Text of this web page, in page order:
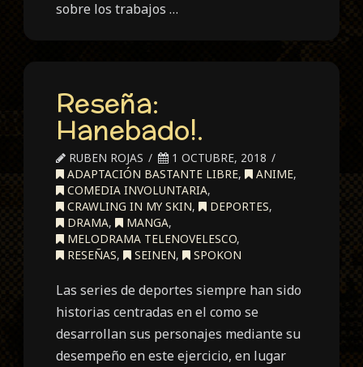
sobre los trabajos …
Reseña:
Hanebado!.
RUBEN ROJAS
1 OCTUBRE, 2018
ADAPTACIÓN BASTANTE LIBRE, ANIME,
COMEDIA INVOLUNTARIA,
CRAWLING IN MY SKIN, DEPORTES,
DRAMA, MANGA,
MELODRAMA TELENOVELESCO,
RESEÑAS, SEINEN, SPOKON
Las series de deportes siempre han sido
historias centradas en el como se
desarrollan sus personajes mediante su
desempeño en este ejercicio, en lugar